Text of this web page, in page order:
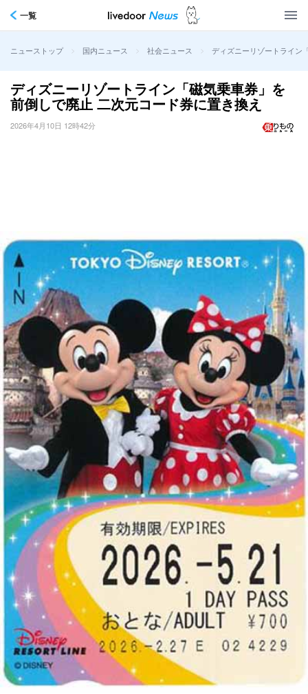
一覧
ニューストップ > 国内ニュース > 社会ニュース > ディズニーリゾートライン
ディズニーリゾートライン「磁気乗車券」を
前倒しで廃止 二次元コード券に置き換え
2026年4月10日 12時42分